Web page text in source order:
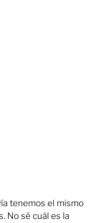
tenemos el mismo
No sé cuál es la